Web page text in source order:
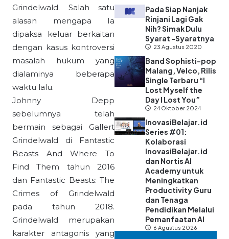
Grindelwald. Salah satu
alasan mengapa Ia
dipaksa keluar berkaitan
dengan kasus kontroversi
masalah hukum yang
dialaminya beberapa
waktu lalu.
Johnny Depp
sebelumnya telah
bermain sebagai Gallert
Grindelwald di Fantastic
Beasts And Where To
Find Them tahun 2016
dan Fantastic Beasts: The
Crimes of Grindelwald
pada tahun 2018.
Grindelwald merupakan
karakter antagonis yang
Pada Siap Nanjak
Rinjani Lagi Gak
Nih? Simak Dulu
Syarat -Syaratnya
23 Agustus 2020
Band Sophisti-pop
Malang, Velco, Rilis
Single Terbaru “I
Lost Myself the
Day I Lost You”
24 Oktober 2024
InovasiBelajar.id
Series #01:
Kolaborasi
InovasiBelajar.id
dan Nortis AI
Academy untuk
Meningkatkan
Productivity Guru
dan Tenaga
Pendidikan Melalui
Pemanfaatan AI
6 Agustus 2026